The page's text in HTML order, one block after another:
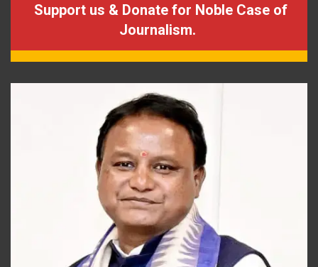
Support us & Donate for Noble Case of
Journalism.